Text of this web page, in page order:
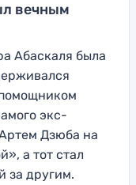
вечным
Абаскаля была
экс-
Дзюба на
а тот стал
за другим.